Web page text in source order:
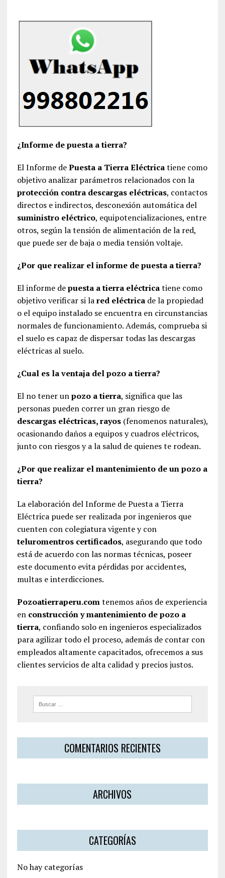
¿Informe de puesta a tierra?
El Informe dePuesta a Tierra Eléctricatiene como
objetivo analizar parámetros relacionados con la
protección contra descargas eléctricas, contactos
directos e indirectos, desconexión automática del
suministro eléctrico, equipotencializaciones, entre
otros, según la tensión de alimentación de la red,
que puede ser de baja o media tensión voltaje.
¿Por que realizar el informe de puesta a tierra?
El informe depuesta a tierra eléctricatiene como
objetivo verificar si lared eléctricade la propiedad
o el equipo instalado se encuentra en circunstancias
normales de funcionamiento. Además, comprueba si
el suelo es capaz de dispersar todas las descargas
eléctricas al suelo.
¿Cual es la ventaja del pozo a tierra?
El no tener unpozo a tierra, significa que las
personas pueden correr un gran riesgo de
descargas eléctricas, rayos(fenomenos naturales),
ocasionando daños a equipos y cuadros eléctricos,
junto con riesgos y a la salud de quienes te rodean.
¿Por que realizar el mantenimiento de un pozo a
tierra?
La elaboración del Informe de Puesta a Tierra
Eléctrica puede ser realizada por ingenieros que
cuenten con colegiatura vigente y con
teluromentros certificados, asegurando que todo
está de acuerdo con las normas técnicas, poseer
este documento evita pérdidas por accidentes,
multas e interdicciones.
Pozoatierraperu.comtenemos años de experiencia
en construcción y mantenimiento de pozo a
tierra, confiando solo en ingenieros especializados
para agilizar todo el proceso, además de contar con
empleados altamente capacitados, ofrecemos a sus
clientes servicios de alta calidad y precios justos.
COMENTARIOS RECIENTES
ARCHIVOS
CATEGORÍAS
No hay categorías